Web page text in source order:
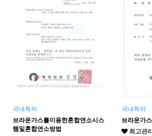
국내특허
브라운가스를이용한혼합연소시스
템및혼합연소방법
국내특허
브라운가
최고관